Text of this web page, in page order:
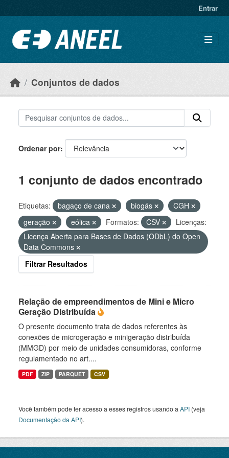
Entrar
Conjuntos de dados
Ordenar por
1 conjunto de dados encontrado
Etiquetas: bagaço de cana biogás
CGH
geração
eólica Formatos: CSV
Licenças:
Licença Aberta para Bases de Dados (ODbL) do Open
Data Commons
Filtrar Resultados
Relação de empreendimentos de Mini e Micro
Geração Distribuída
O presente documento trata de dados referentes às
conexões de microgeração e minigeração distribuída
(MMGD) por meio de unidades consumidoras, conforme
regulamentado no art....
PDF ZIP PARQUET CSV
Você também pode ter acesso a esses registros usando a API (veja
Documentação da API).